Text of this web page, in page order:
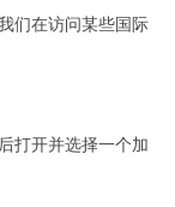
们在访问某些国际
打开并选择一个加